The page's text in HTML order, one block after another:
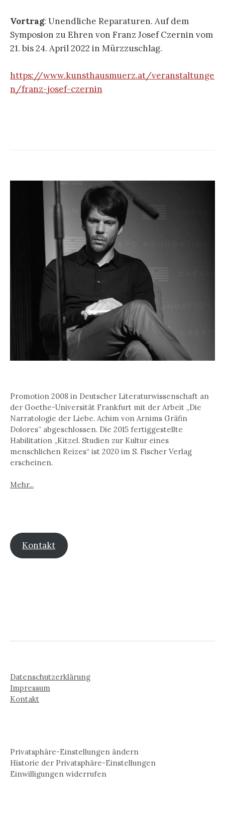
Vortrag: Unendliche Reparaturen. Auf dem
Symposion zu Ehren von Franz Josef Czernin vom
21. bis 24. April 2022 in Mürzzuschlag.
https://www.kunsthausmuerz.at/veranstaltunge
n/franz-josef-czernin
Promotion 2008 in Deutscher Literaturwissenschaft an
der Goethe-Universität Frankfurt mit der Arbeit „Die
Narratologie der Liebe. Achim von Arnims Gräfin
Dolores” abgeschlossen. Die 2015 fertiggestellte
Habilitation „Kitzel. Studien zur Kultur eines
menschlichen Reizes“ ist 2020 im S. Fischer Verlag
erscheinen.
Mehr...
Kontakt
Datenschutzerklärung
Impressum
Kontakt
Privatsphäre-Einstellungen ändern
Historie der Privatsphäre-Einstellungen
Einwilligungen widerrufen